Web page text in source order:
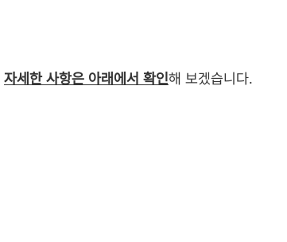
자세한 사항은 아래에서 확인해 보겠습니다.